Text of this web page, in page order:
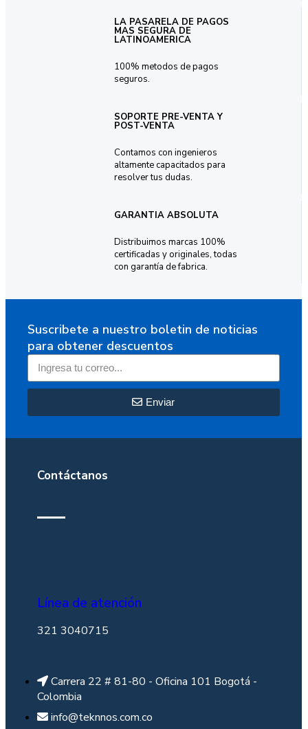
LA PASARELA DE PAGOS
MAS SEGURA DE
LATINOAMERICA
100% metodos de pagos
seguros.
SOPORTE PRE-VENTA Y
POST-VENTA
Contamos con ingenieros
altamente capacitados para
resolver tus dudas.
GARANTIA ABSOLUTA
Distribuimos marcas 100%
certificadas y originales, todas
con garantía de fabrica.
Suscribete a nuestro boletin de noticias
para obtener descuentos
Enviar
Contáctanos
Línea de atención
321 3040715
Carrera 22 # 81-80 - Oficina 101 Bogotá -
Colombia
info@teknnos.com.co